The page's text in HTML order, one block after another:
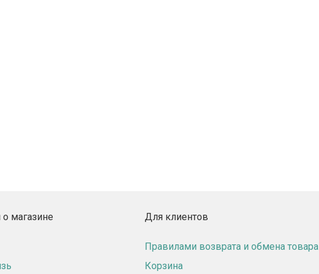
магазине Для клиентов
Правилами возврата и обмена товара
Корзина